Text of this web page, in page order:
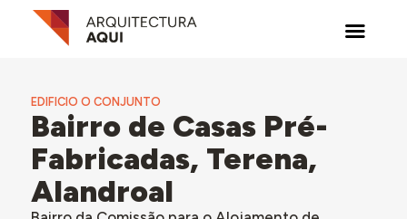
EDIFICIO O CONJUNTO
Bairro de Casas Pré-
Fabricadas, Terena,
Alandroal